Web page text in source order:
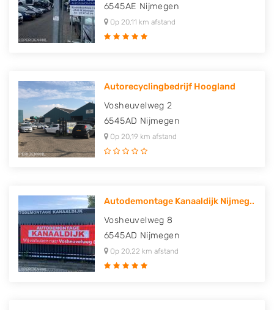
6545AE Nijmegen
Op 20,11 km afstand
Autorecyclingbedrijf Hoogland
Vosheuvelweg 2
6545AD Nijmegen
Op 20,19 km afstand
Autodemontage Kanaaldijk Nijmeg..
Vosheuvelweg 8
6545AD Nijmegen
Op 20,22 km afstand